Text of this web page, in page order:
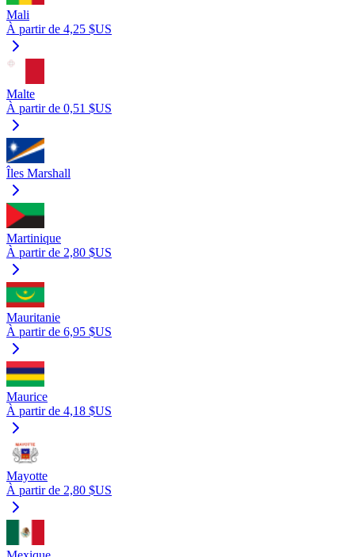
Mali
À partir de 4,25 $US
Malte
À partir de 0,51 $US
Îles Marshall
Martinique
À partir de 2,80 $US
Mauritanie
À partir de 6,95 $US
Maurice
À partir de 4,18 $US
Mayotte
À partir de 2,80 $US